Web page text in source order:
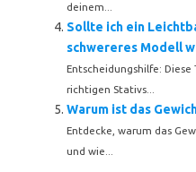
deinem...
Sollte ich ein
schwereres Modell
Entscheidungshilfe:
richtigen Stativs...
Warum ist das
Entdecke, warum das
und wie...